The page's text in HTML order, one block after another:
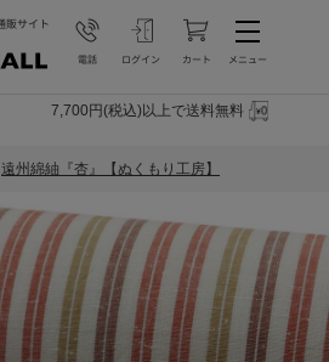
7,700円(税込)以上で送料無料
遠州綿紬『杏』【ぬくもり工房】